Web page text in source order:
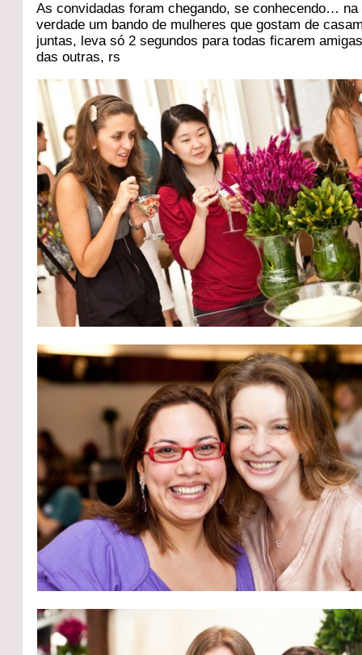
As convidadas foram chegando, se conhecendo… na
verdade um bando de mulheres que gostam de
juntas, leva só 2 segundos para todas ficarem
das outras, rs